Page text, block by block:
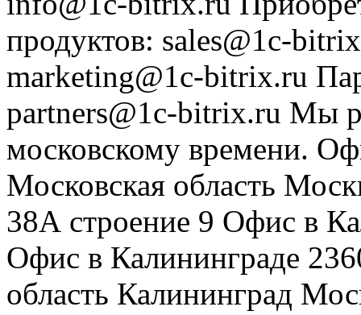
продуктов: sales@1c-
marketing@1c-bitrix.ru
partners@1c-bitrix.ru Мы
московскому времени.
Московская область
38А строение 9 Офис в
Офис в Калининграде
область Калининград